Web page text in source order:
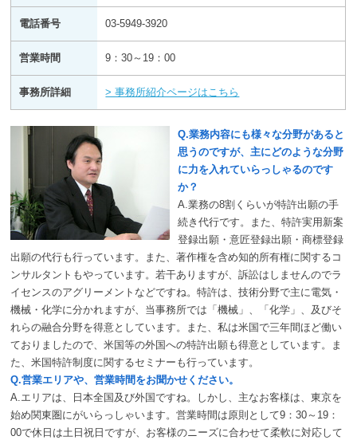
電話番号 03-5949-3920
営業時間 9：30～19：00
事務所詳細 > 事務所紹介ページはこちら
Q.業務内容にも様々な分野があると
思うのですが、主にどのような分野
に力を入れていらっしゃるのです
か？
A.業務の8割くらいが特許出願の手
続き代行です。また、特許実用新案
登録出願・意匠登録出願・商標登録
出願の代行も行っています。また、著作権を含め知的所有権に関するコ
ンサルタントもやっています。若干ありますが、訴訟はしませんのでラ
イセンスのアグリーメントなどですね。特許は、技術分野で主に電気・
機械・化学に分かれますが、当事務所では「機械」、「化学」、及びそ
れらの融合分野を得意としています。また、私は米国で三年間ほど働い
ておりましたので、米国等の外国への特許出願も得意としています。ま
た、米国特許制度に関するセミナーも行っています。
Q.営業エリアや、営業時間をお聞かせください。
A.エリアは、日本全国及び外国ですね。しかし、主なお客様は、東京を
始め関東圏にがいらっしゃいます。営業時間は原則として9：30～19：
00で休日は土日祝日ですが、お客様のニーズに合わせて柔軟に対応して